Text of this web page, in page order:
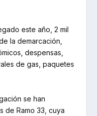
este año, 2 mil
la demarcación,
despensas,
de gas, paquetes
se han
de Ramo 33, cuya